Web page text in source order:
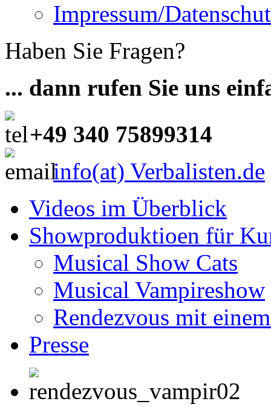
Impressum/
Haben Sie Fragen?
... dann rufen Sie uns
+49 340 75899314
info(at) Verbalisten.de
Videos im Überblick
Showproduktioen für
Musical Show Cats
Musical Vampireshow
Rendezvous mit
Presse